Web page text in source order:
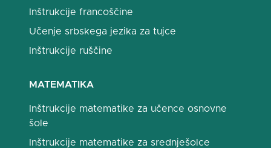
Inštrukcije francoščine
Učenje srbskega jezika za tujce
Inštrukcije ruščine
MATEMATIKA
Inštrukcije matematike za učence osnovne
šole
Inštrukcije matematike za srednješolce